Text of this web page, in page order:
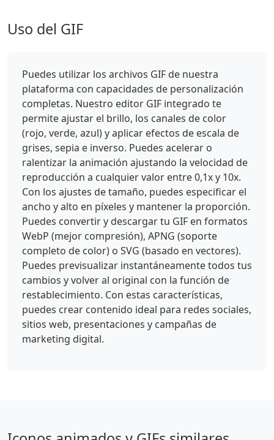
Uso del GIF
Puedes utilizar los archivos GIF de nuestra
plataforma con capacidades de personalización
completas. Nuestro editor GIF integrado te
permite ajustar el brillo, los canales de color
(rojo, verde, azul) y aplicar efectos de escala de
grises, sepia e inverso. Puedes acelerar o
ralentizar la animación ajustando la velocidad de
reproducción a cualquier valor entre 0,1x y 10x.
Con los ajustes de tamaño, puedes especificar el
ancho y alto en píxeles y mantener la proporción.
Puedes convertir y descargar tu GIF en formatos
WebP (mejor compresión), APNG (soporte
completo de color) o SVG (basado en vectores).
Puedes previsualizar instantáneamente todos tus
cambios y volver al original con la función de
restablecimiento. Con estas características,
puedes crear contenido ideal para redes sociales,
sitios web, presentaciones y campañas de
marketing digital.